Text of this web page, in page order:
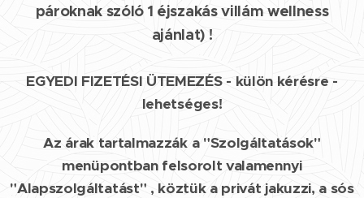
pároknak szóló 1 éjszakás villám wellness
ajánlat) !
EGYEDI FIZETÉSI ÜTEMEZÉS - külön kérésre -
lehetséges!
Az árak tartalmazzák a "Szolgáltatások"
menüpontban felsorolt valamennyi
"Alapszolgáltatást" , köztük a privát jakuzzi, a sós